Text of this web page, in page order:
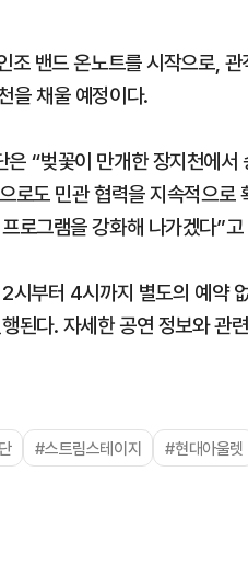
조 밴드 온노트를 시작으로,
을 채울 예정이다.
은 “벚꽃이 만개한 장지천에
로도 민관 협력을 지속적으
로그램을 강화해 나가겠다”
시부터 4시까지 별도의 예약
된다. 자세한 공연 정보와 관
#스트림스테이지 #현대아울렛